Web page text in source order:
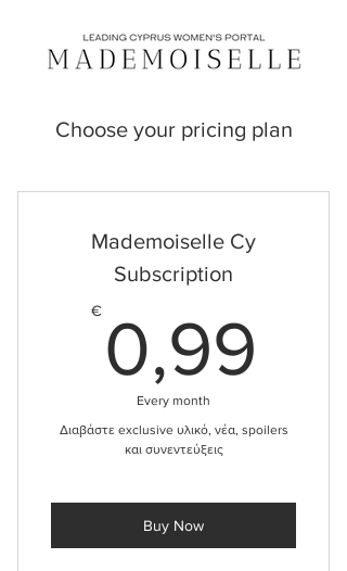
Choose your pricing plan
Mademoiselle Cy
Subscription
€ 0,99
Every month
Διαβάστε exclusive υλικό, νέα, spoilers
και συνεντεύξεις
Buy Now